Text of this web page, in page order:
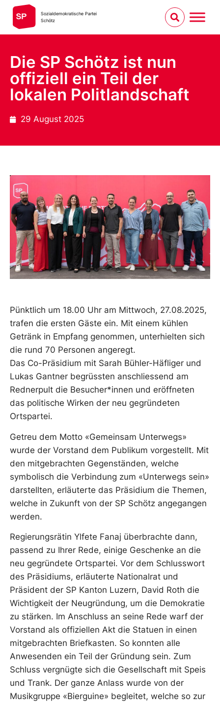
Sozialdemokratische Partei
Schötz
Die SP Schötz ist nun
offiziell ein Teil der
lokalen Politlandschaft
29 August 2025
Pünktlich um 18.00 Uhr am Mittwoch, 27.08.2025,
trafen die ersten Gäste ein. Mit einem kühlen
Getränk in Empfang genommen, unterhielten sich
die rund 70 Personen angeregt.
Das Co-Präsidium mit Sarah Bühler-Häfliger und
Lukas Gantner begrüssten anschliessend am
Rednerpult die Besucher*innen und eröffneten
das politische Wirken der neu gegründeten
Ortspartei.
Getreu dem Motto «Gemeinsam Unterwegs»
wurde der Vorstand dem Publikum vorgestellt. Mit
den mitgebrachten Gegenständen, welche
symbolisch die Verbindung zum «Unterwegs sein»
darstellten, erläuterte das Präsidium die Themen,
welche in Zukunft von der SP Schötz angegangen
werden.
Regierungsrätin Ylfete Fanaj überbrachte dann,
passend zu Ihrer Rede, einige Geschenke an die
neu gegründete Ortspartei. Vor dem Schlusswort
des Präsidiums, erläuterte Nationalrat und
Präsident der SP Kanton Luzern, David Roth die
Wichtigkeit der Neugründung, um die Demokratie
zu stärken. Im Anschluss an seine Rede warf der
Vorstand als offiziellen Akt die Statuen in einen
mitgebrachten Briefkasten. So konnten alle
Anwesenden ein Teil der Gründung sein. Zum
Schluss vergnügte sich die Gesellschaft mit Speis
und Trank. Der ganze Anlass wurde von der
Musikgruppe «Bierguine» begleitet, welche so zur